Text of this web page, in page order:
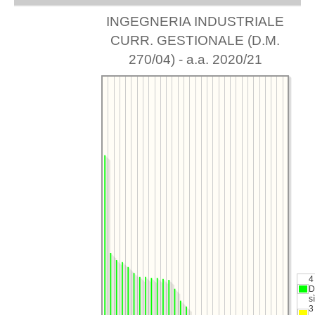
INGEGNERIA INDUSTRIALE
CURR. GESTIONALE (D.M.
270/04) - a.a. 2020/21
4
sì
3